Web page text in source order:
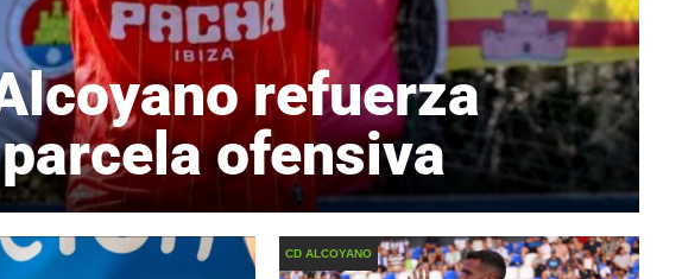
refuerza
ofensiva
CD ALCOYANO